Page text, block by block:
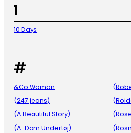
1
10 Days
#
&Co Woman
(247 jeans)
(A Beautiful Story)
(A-Dam Undertøj)